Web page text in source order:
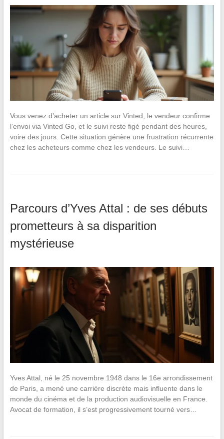
Vous venez d’acheter un article sur Vinted, le vendeur confirme
l’envoi via Vinted Go, et le suivi reste figé pendant des heures,
voire des jours. Cette situation génère une frustration récurrente
chez les acheteurs comme chez les vendeurs. Le suivi…
Parcours d’Yves Attal : de ses débuts
prometteurs à sa disparition
mystérieuse
Yves Attal, né le 25 novembre 1948 dans le 16e arrondissement
de Paris, a mené une carrière discrète mais influente dans le
monde du cinéma et de la production audiovisuelle en France.
Avocat de formation, il s’est progressivement tourné vers…